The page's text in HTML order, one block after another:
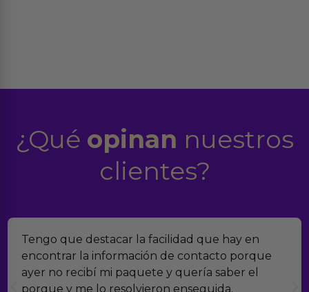
¿Qué opinan nuestros
clientes?
que destacar la facilidad que hay en
la información de contacto porque
no recibí mi paquete y quería saber el
y me lo resolvieron enseguida.